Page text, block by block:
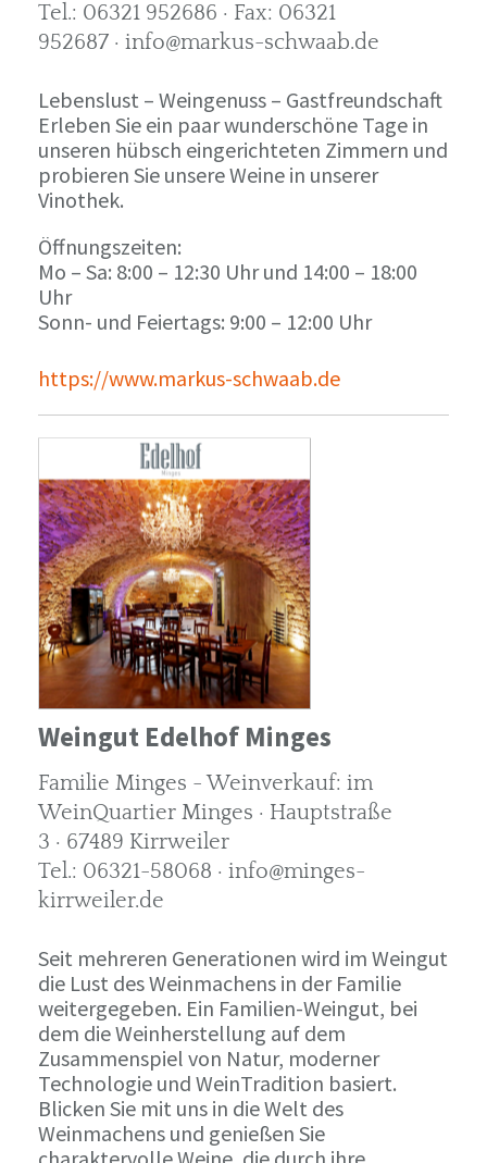
Tel.: 06321 952686 · Fax: 06321
952687 · info@markus-schwaab.de
Lebenslust – Weingenuss – Gastfreundschaft
Erleben Sie ein paar wunderschöne Tage in
unseren hübsch eingerichteten Zimmern und
probieren Sie unsere Weine in unserer
Vinothek.
Öffnungszeiten:
Mo – Sa: 8:00 – 12:30 Uhr und 14:00 – 18:00
Uhr
Sonn- und Feiertags: 9:00 – 12:00 Uhr
https://www.markus-schwaab.de
Weingut Edelhof Minges
Familie Minges - Weinverkauf: im
WeinQuartier Minges · Hauptstraße
3 · 67489 Kirrweiler
Tel.: 06321-58068 · info@minges-
kirrweiler.de
Seit mehreren Generationen wird im Weingut
die Lust des Weinmachens in der Familie
weitergegeben. Ein Familien-Weingut, bei
dem die Weinherstellung auf dem
Zusammenspiel von Natur, moderner
Technologie und WeinTradition basiert.
Blicken Sie mit uns in die Welt des
Weinmachens und genießen Sie